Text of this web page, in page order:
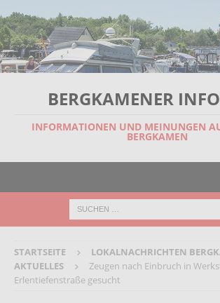
BERGKAMENER
INFORMATIONEN UND MEINUNGEN
BERGKAMEN
STARTSEITE
LOKALNACHRICHTEN
AKTUELLES
Zeugen nach Einbruch in
Erlentiefenstraße gesucht